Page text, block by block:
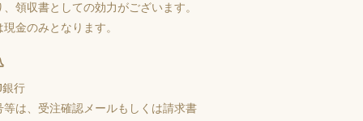
、領収書としての効力がございます。
金のみとなります。
銀行
等は、受注確認メールもしくは請求書